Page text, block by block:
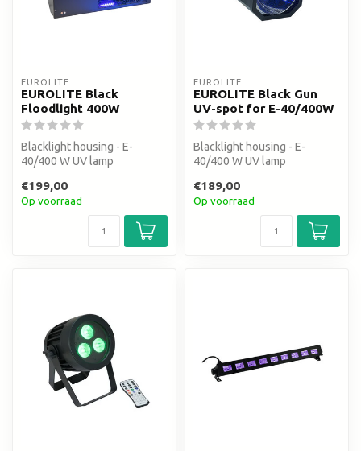
EUROLITE
EUROLITE Black
Floodlight 400W
Blacklight housing - E-
40/400 W UV lamp
€199,00
Op voorraad
EUROLITE
EUROLITE Black Gun
UV-spot for E-40/400W
Blacklight housing - E-
40/400 W UV lamp
€189,00
Op voorraad